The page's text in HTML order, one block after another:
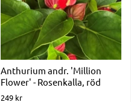
Anthurium andr. 'Million
Flower' - Rosenkalla, röd
249 kr